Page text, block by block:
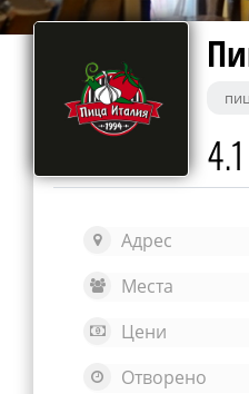
4.1
Адрес
Места
Цени
Отворено